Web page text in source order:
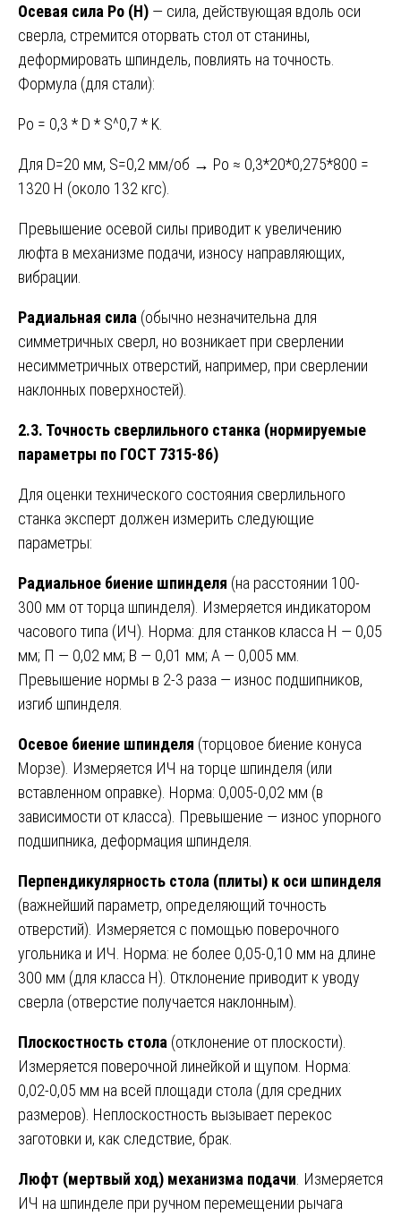
Осевая сила Pо (Н) — сила, действующая вдоль оси
сверла, стремится оторвать стол от станины,
деформировать шпиндель, повлиять на точность.
Формула (для стали):
Pо = 0,3 * D * S^0,7 * K.
Для D=20 мм, S=0,2 мм/об → Pо ≈ 0,3*20*0,275*800 =
1320 Н (около 132 кгс).
Превышение осевой силы приводит к увеличению
люфта в механизме подачи, износу направляющих,
вибрации.
Радиальная сила (обычно незначительна для
симметричных сверл, но возникает при сверлении
несимметричных отверстий, например, при сверлении
наклонных поверхностей).
2.3. Точность сверлильного станка (нормируемые
параметры по ГОСТ 7315-86)
Для оценки технического состояния сверлильного
станка эксперт должен измерить следующие
параметры:
Радиальное биение шпинделя (на расстоянии 100-
300 мм от торца шпинделя). Измеряется индикатором
часового типа (ИЧ). Норма: для станков класса Н — 0,05
мм; П — 0,02 мм; В — 0,01 мм; А — 0,005 мм.
Превышение нормы в 2-3 раза — износ подшипников,
изгиб шпинделя.
Осевое биение шпинделя (торцовое биение конуса
Морзе). Измеряется ИЧ на торце шпинделя (или
вставленном оправке). Норма: 0,005-0,02 мм (в
зависимости от класса). Превышение — износ упорного
подшипника, деформация шпинделя.
Перпендикулярность стола (плиты) к оси шпинделя
(важнейший параметр, определяющий точность
отверстий). Измеряется с помощью поверочного
угольника и ИЧ. Норма: не более 0,05-0,10 мм на длине
300 мм (для класса Н). Отклонение приводит к уводу
сверла (отверстие получается наклонным).
Плоскостность стола (отклонение от плоскости).
Измеряется поверочной линейкой и щупом. Норма:
0,02-0,05 мм на всей площади стола (для средних
размеров). Неплоскостность вызывает перекос
заготовки и, как следствие, брак.
Люфт (мертвый ход) механизма подачи . Измеряется
ИЧ на шпинделе при ручном перемещении рычага